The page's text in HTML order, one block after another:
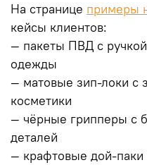
На странице примеры
кейсы клиентов:
— пакеты ПВД с
одежды
— матовые зип-локи с
косметики
— чёрные грипперы с
деталей
— крафтовые дой-